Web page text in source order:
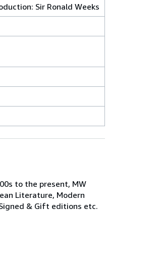
Sir Ronald Weeks
to the present, MW
Literature, Modern
& Gift editions etc.